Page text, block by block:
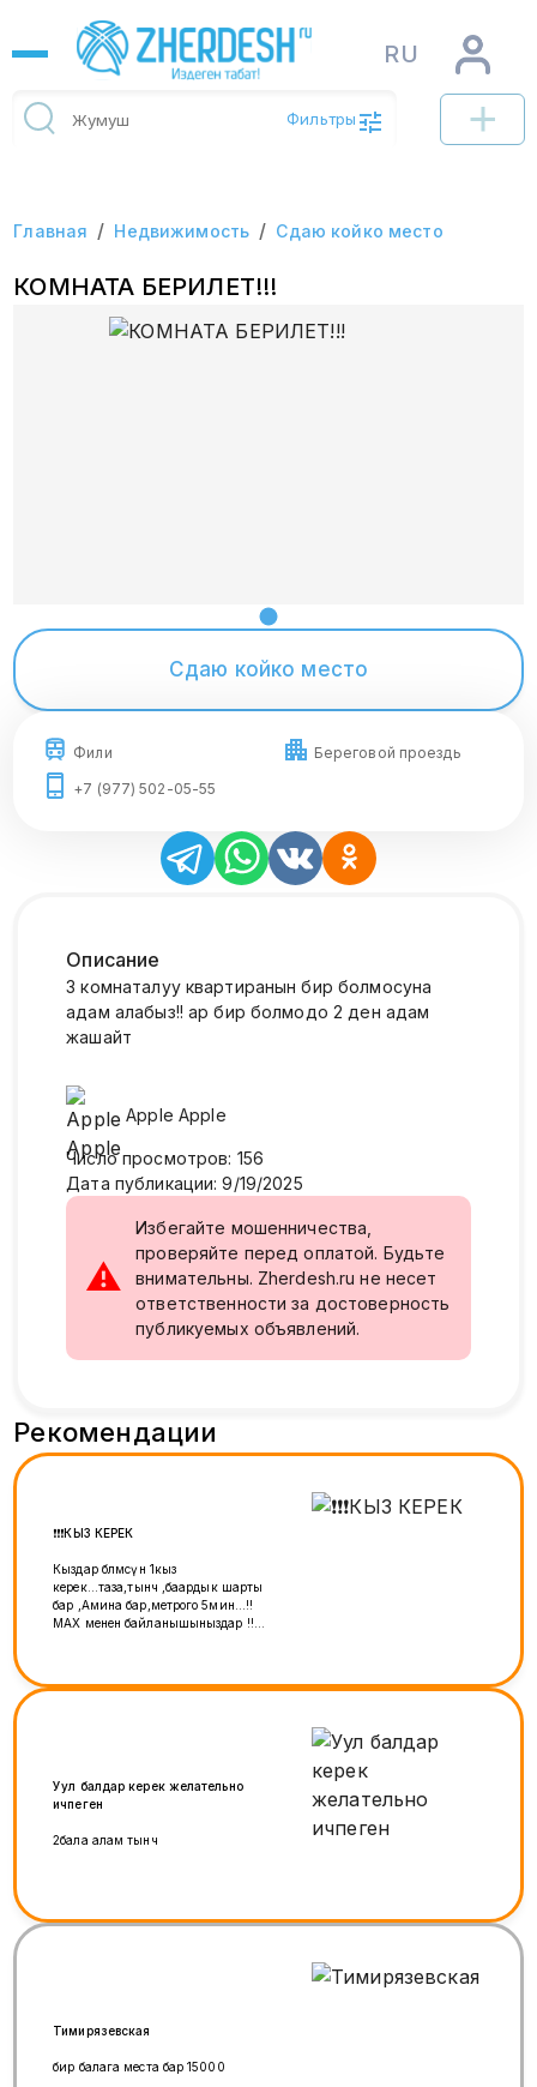
RU
Фильтры
Главная / Недвижимость / Сдаю койко место
КОМНАТА БЕРИЛЕТ!!!
Сдаю койко место
Фили
Береговой проездь
+7 (977) 502-05-55
Описание
3 комнаталуу квартиранын бир болмосуна
адам алабыз!! ар бир болмодо 2 ден адам
жашайт
Apple Apple
Число просмотров: 156
Дата публикации: 9/19/2025
⚠
Избегайте мошенничества,
проверяйте перед оплатой. Будьте
внимательны. Zherdesh.ru не несет
ответственности за достоверность
публикуемых объявлений.
Рекомендации
❗️❗️❗️КЫЗ КЕРЕК
Кыздар бөлмөсүнө 1кыз
керек...таза,тынч ,баардык шарты
бар ,Амина бар,метрого 5мин...!!
МАХ менен байланышыныздар !!
Уул балдар керек желательно
ичпеген
2бала алам тынч
Тимирязевская
бир балага места бар 15000